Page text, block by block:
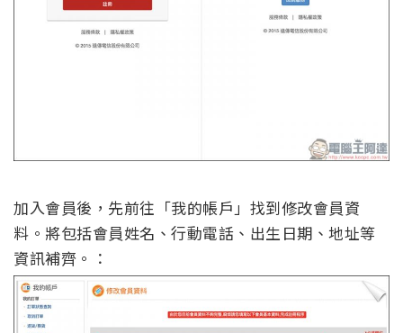
加入會員後，先前往「我的帳戶」找到修改會員資
料。將包括會員姓名、行動電話、出生日期、地址等
資訊補齊。：